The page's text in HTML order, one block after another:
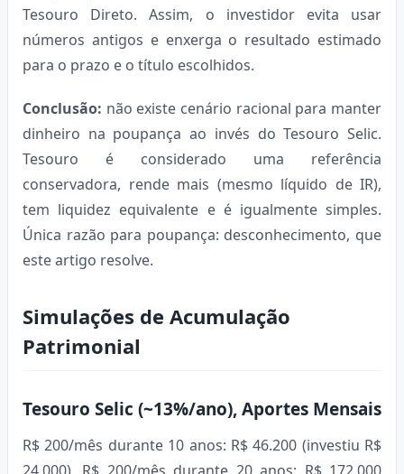
Tesouro Direto. Assim, o investidor evita usar
números antigos e enxerga o resultado estimado
para o prazo e o título escolhidos.
Conclusão: não existe cenário racional para manter
dinheiro na poupança ao invés do Tesouro Selic.
Tesouro é considerado uma referência
conservadora, rende mais (mesmo líquido de IR),
tem liquidez equivalente e é igualmente simples.
Única razão para poupança: desconhecimento, que
este artigo resolve.
Simulações de Acumulação
Patrimonial
Tesouro Selic (~13%/ano), Aportes Mensais
R$ 200/mês durante 10 anos: R$ 46.200 (investiu R$
24.000). R$ 200/mês durante 20 anos: R$ 172.000